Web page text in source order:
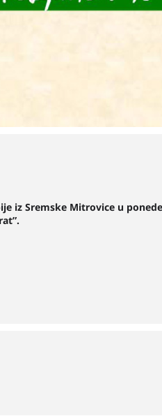
iz Sremske Mitrovice u